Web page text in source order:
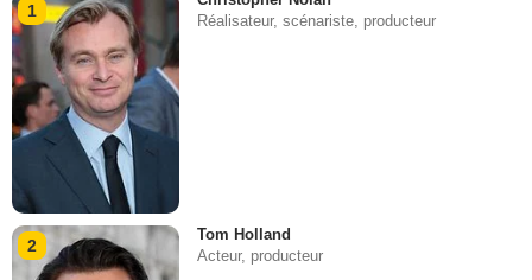
1
Réalisateur, scénariste, producteur
2
Tom Holland
Acteur, producteur